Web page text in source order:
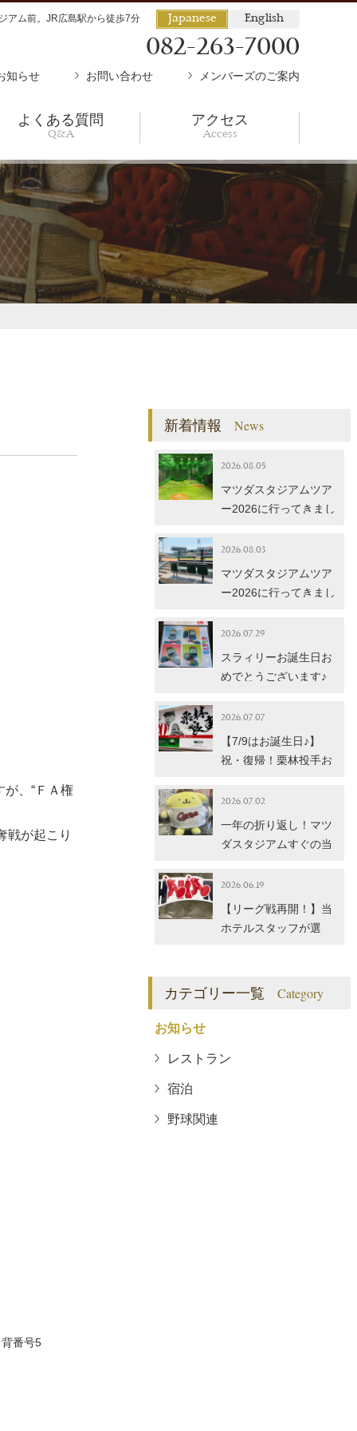
アム前。JR広島駅から徒歩7分 Japanese English
082-263-7000
知らせ お問い合わせ メンバーズのご案内
よくある質問
Q&A
アクセス
Access
、“ＦＡ権
戦が起こり
番号5
新着情報 News
2026.08.05
マツダスタジアムツア
ー2026に行ってきまし
2026.08.03
マツダスタジアムツア
ー2026に行ってきまし
2026.07.29
スラィリーお誕生日お
めでとうございます♪
2026.07.07
【7/9はお誕生日♪】
祝・復帰！栗林投手お
当館のイチオシカープ
グッズもご紹介
2026.07.02
一年の折り返し！マツ
ダスタジアムすぐの当
サンリオ」コラボグッ
ズ
2026.06.19
【リーグ戦再開！】当
ホテルスタッフが選
カテゴリー一覧 Category
お知らせ
レストラン
宿泊
野球関連